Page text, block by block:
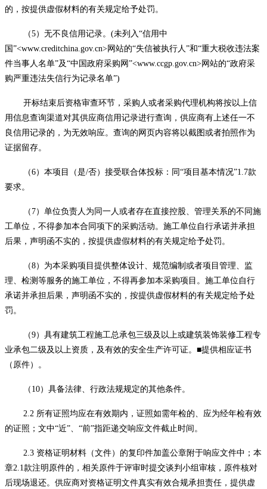
的，按提供虚假材料的有关规定给予处罚。
（5）无不良信用记录。(未列入“信用中
国”<www.creditchina.gov.cn>网站的“失信被执行人”和“重大税收违法案
件当事人名单”及“中国政府采购网”<www.ccgp.gov.cn>网站的“政府采
购严重违法失信行为记录名单”)
开标结束后资格审查环节，采购人或者采购代理机构将按以上信
用信息查询渠道对其供应商信用记录进行查询， 供应商有上述任一不
良信用记录的，为无效响应。查询的网页内容将以截图或者拍照作为
证据留存。
（6）本项目（是/否）接受联合体投标：同“项目基本情况”1.7款
要求。
（ 7）单位负责人为同一人或者存在直接控股、管理关系的不同施
工单位，不得参加本合同项下的采购活动。施工单位自行承诺并承担
后果，声明函不实的，按提供虚假材料的有关规定给予处罚。
（8）为本采购项目提供整体设计、规范编制或者项目管理、监
理、检测等服务的施工单位，不得再参加本采购项目。施工单位自行
承诺并承担后果，声明函不实的，按提供虚假材料的有关规定给予处
罚。
（9）具有建筑工程施工总承包三级及以上或建筑装饰装修工程专
业承包二级及以上资质，及有效的安全生产许可证。■提供相应证书
（原件）。
（ 10）具备法律、行政法规规定的其他条件。
2.2 所有证照均应在有效期内，证照如需年检的、应为经年检有效
的证照；文中“近”、“前”指距递交响应文件截止时间。
2.3 资格证明材料（文件）的复印件加盖公章附于响应文件中；本
章2.1款注明原件的，相关原件于评审时提交谈判小组审核，原件核对
后现场退还。 供应商对资格证明文件真实有效合规承担责任，提供虚